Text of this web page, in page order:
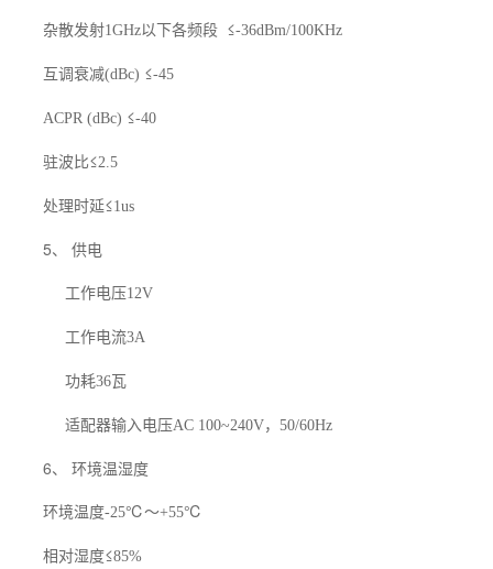
杂散发射1GHz以下各频段 ≤-36dBm/100KHz
互调衰减(dBc) ≤-45
ACPR (dBc) ≤-40
驻波比≤2.5
处理时延≤1us
5、 供电
工作电压12V
工作电流3A
功耗36瓦
适配器输入电压AC 100~240V， 50/60Hz
6、 环境温湿度
环境温度-25℃～+55℃
相对湿度≤85%